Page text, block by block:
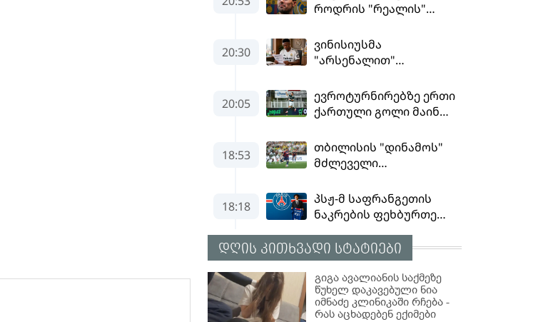
დღის კითხვადი სტატიები
გიგა ავალიანის საქმეზე
წუხელ დაკავებული ნია
იმნაძე კლინიკაში რჩება -
რას აცხადებენ ექიმები